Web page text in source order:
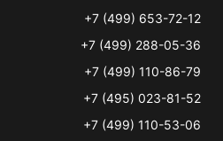
+7 (499) 653-72-12
+7 (499) 288-05-36
+7 (499) 110-86-79
+7 (495) 023-81-52
+7 (499) 110-53-06